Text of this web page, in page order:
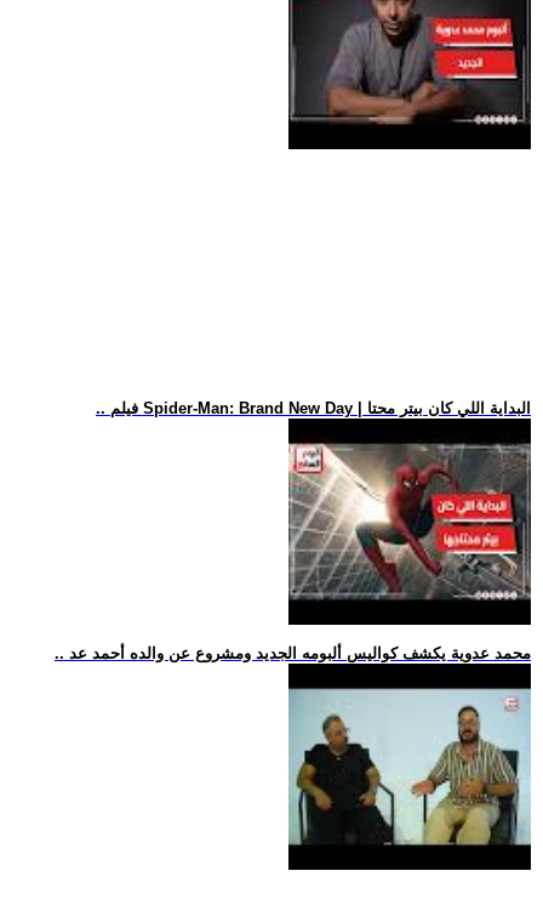
.. فيلم Spider-Man: Brand New Day | البداية اللي كان بيتر محتا
.. محمد عدوية يكشف كواليس ألبومه الجديد ومشروع عن والده أحمد عد